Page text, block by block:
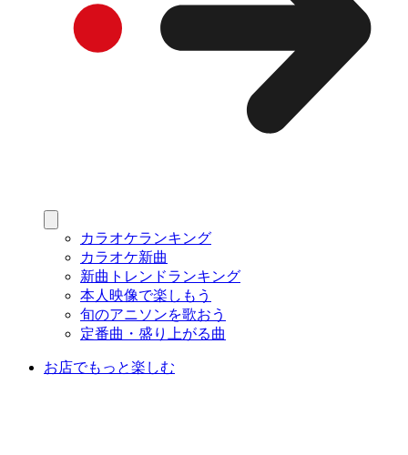
カラオケランキング
カラオケ新曲
新曲トレンドランキング
本人映像で楽しもう
旬のアニソンを歌おう
定番曲・盛り上がる曲
お店でもっと楽しむ